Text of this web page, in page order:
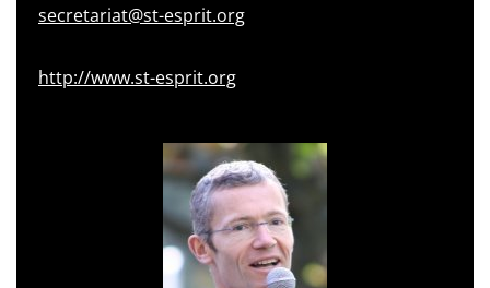
secretariat@st-esprit.org
http://www.st-esprit.org